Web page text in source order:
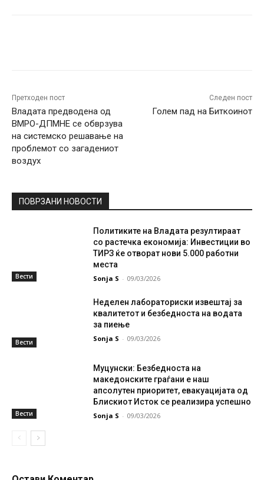
Претходен пост
Владата предводена од
ВМРО-ДПМНЕ се обврзува
на системско решавање на
проблемот со загадениот
воздух
Следен пост
Голем пад на Биткоинот
ПОВРЗАНИ НОВОСТИ
Вести
Политиките на Владата резултираат
со растечка економија: Инвестиции во
ТИРЗ ќе отворат нови 5.000 работни
места
Sonja S - 09/03/2026
Вести
Неделен лабораториски извештај за
квалитетот и безбедноста на водата
за пиење
Sonja S - 09/03/2026
Вести
Муцунски: Безбедноста на
македонските граѓани е наш
апсолутен приоритет, евакуацијата од
Блискиот Исток се реализира успешно
Sonja S - 09/03/2026